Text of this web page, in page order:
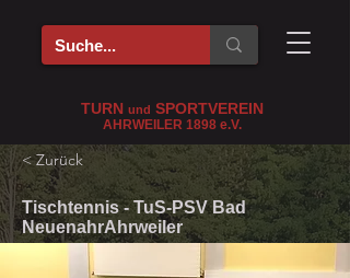
TURN und SPORTVEREIN
AHRWEILER 1898 e.V.
< Zurück
Tischtennis - TuS-PSV Bad
NeuenahrAhrweiler